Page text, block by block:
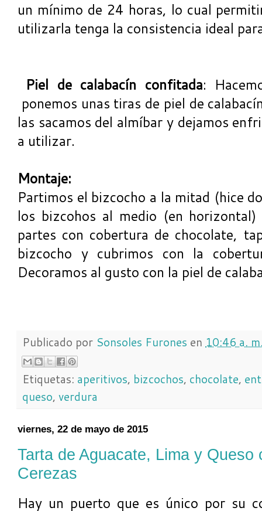
un mínimo de 24 horas, lo cual
utilizarla tenga la consistencia ideal
Piel de calabacín confitada:
ponemos unas tiras de piel de
las sacamos del almíbar y dejamos
a utilizar.
Montaje:
Partimos el bizcocho a la mitad (hice
los bizcohos al medio (en
partes con cobertura de chocolate,
bizcocho y cubrimos con la
Decoramos al gusto con la piel de
Publicado por Sonsoles Furones en 10:46 a.
Etiquetas: aperitivos, bizcochos, chocolate,
queso, verdura
viernes, 22 de mayo de 2015
Tarta de Aguacate, Lima y Queso
Cerezas
Hay un puerto que es único por su